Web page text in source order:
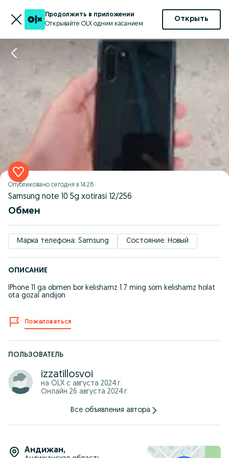
Продолжить в приложении
Открывайте OLX одним касанием
Открыть
Опубликовано сегодня в 14:28
Samsung note 10 5g xotirasi 12/256
Обмен
Марка телефона: Samsung Состояние: Новый
ОПИСАНИЕ
IPhone 11 ga obmen bor kelishamz 1.7 ming som kelishamz holat
ota gozal andijon
Пожаловаться
ПОЛЬЗОВАТЕЛЬ
izzatillosvoi
на OLX с августа 2024 г.
Онлайн 26 августа 2024 г.
Все объявления автора
Андижан,